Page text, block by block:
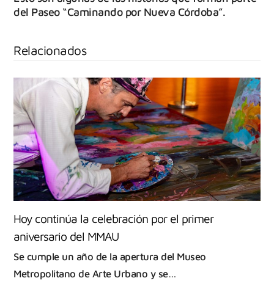
del Paseo “Caminando por Nueva Córdoba”.
Relacionados
Hoy continúa la celebración por el primer
aniversario del MMAU
Se cumple un año de la apertura del Museo
Metropolitano de Arte Urbano y se…